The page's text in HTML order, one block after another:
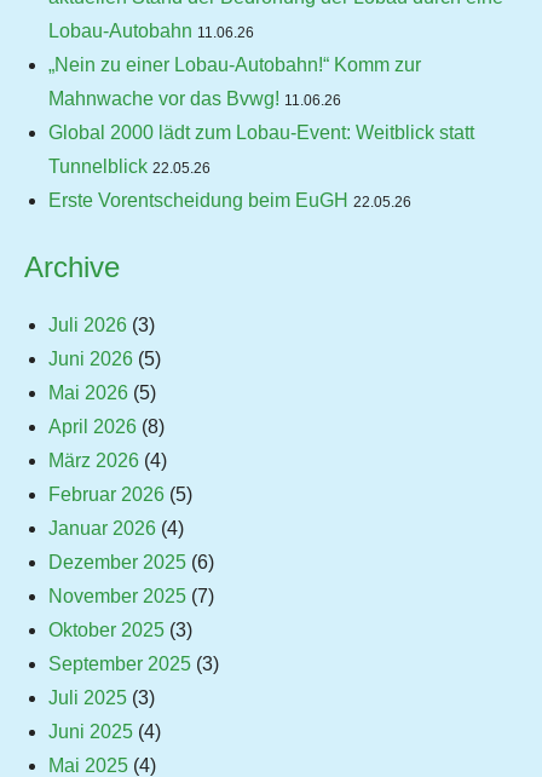
Lobau-Autobahn 11.06.26
„Nein zu einer Lobau-Autobahn!“ Komm zur
Mahnwache vor das Bvwg! 11.06.26
Global 2000 lädt zum Lobau-Event: Weitblick statt
Tunnelblick 22.05.26
Erste Vorentscheidung beim EuGH 22.05.26
Archive
Juli 2026 (3)
Juni 2026 (5)
Mai 2026 (5)
April 2026 (8)
März 2026 (4)
Februar 2026 (5)
Januar 2026 (4)
Dezember 2025 (6)
November 2025 (7)
Oktober 2025 (3)
September 2025 (3)
Juli 2025 (3)
Juni 2025 (4)
Mai 2025 (4)